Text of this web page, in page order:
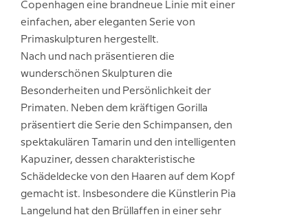
Copenhagen eine brandneue Linie mit einer
einfachen, aber eleganten Serie von
Primaskulpturen hergestellt.
Nach und nach präsentieren die
wunderschönen Skulpturen die
Besonderheiten und Persönlichkeit der
Primaten. Neben dem kräftigen Gorilla
präsentiert die Serie den Schimpansen, den
spektakulären Tamarin und den intelligenten
Kapuziner, dessen charakteristische
Schädeldecke von den Haaren auf dem Kopf
gemacht ist. Insbesondere die Künstlerin Pia
Langelund hat den Brüllaffen in einer sehr